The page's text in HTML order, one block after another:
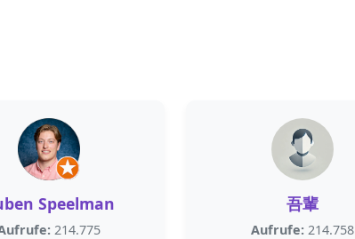
Speelman
214.775
吾輩
Aufrufe: 214.758